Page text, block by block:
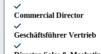
Commercial Director
Geschäftsführer Vertrieb